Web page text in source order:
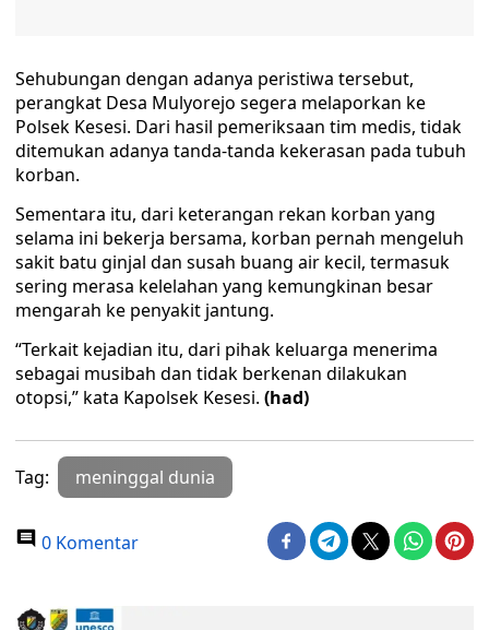
Sehubungan dengan adanya peristiwa tersebut,
perangkat Desa Mulyorejo segera melaporkan ke
Polsek Kesesi. Dari hasil pemeriksaan tim medis, tidak
ditemukan adanya tanda-tanda kekerasan pada tubuh
korban.
Sementara itu, dari keterangan rekan korban yang
selama ini bekerja bersama, korban pernah mengeluh
sakit batu ginjal dan susah buang air kecil, termasuk
sering merasa kelelahan yang kemungkinan besar
mengarah ke penyakit jantung.
“Terkait kejadian itu, dari pihak keluarga menerima
sebagai musibah dan tidak berkenan dilakukan
otopsi,” kata Kapolsek Kesesi. (had)
Tag: meninggal dunia
0 Komentar